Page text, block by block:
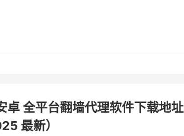
全平台翻墙代理软件下载地址
最新）